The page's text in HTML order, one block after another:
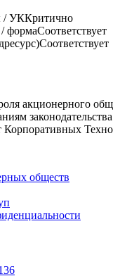
/ УККритично
формаСоответствует
Соответствует
акционерного
Корпоративных
обществ